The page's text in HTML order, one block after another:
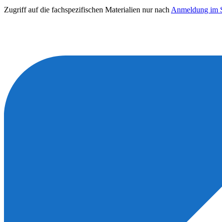
Zugriff auf die fachspezifischen Materialien nur nach Anmeldung im